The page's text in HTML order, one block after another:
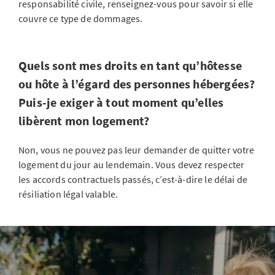
responsabilité civile, renseignez-vous pour savoir si elle
couvre ce type de dommages.
Quels sont mes droits en tant qu’hôtesse
ou hôte à l’égard des personnes hébergées?
Puis-je exiger à tout moment qu’elles
libèrent mon logement?
Non, vous ne pouvez pas leur demander de quitter votre
logement du jour au lendemain. Vous devez respecter
les accords contractuels passés, c’est-à-dire le délai de
résiliation légal valable.